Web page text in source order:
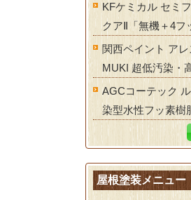
KFケミカル セミ
クアⅡ「無機＋4
関西ペイント ア
MUKI 超低汚染・
AGCコーテック
染型水性フッ素樹
屋根塗装メニュー